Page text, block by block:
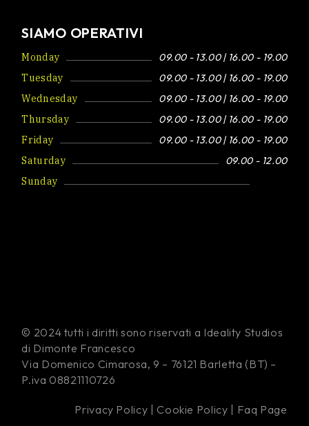
SIAMO OPERATIVI
Monday
09.00 - 13.00 | 16.00 - 19.00
Tuesday
09.00 - 13.00 | 16.00 - 19.00
Wednesday
09.00 - 13.00 | 16.00 - 19.00
Thursday
09.00 - 13.00 | 16.00 - 19.00
Friday
09.00 - 13.00 | 16.00 - 19.00
Saturday
09.00 - 12.00
Sunday
© 2024 tutti i diritti sono riservati a Ideality Studios
di Dimonte Francesco
Via Domenico Cimarosa, 9 – 76121 Barletta (BT) –
P.iva 08821110726
Privacy Policy | Cookie Policy | Faq Page